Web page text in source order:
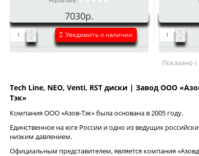
7030р.
Уведомить о наличии
Показано с
Tech Line, NEO, Venti, RST диски | Завод ООО
Тэк»
Компания ООО «Азов-Тэк» была основана в 2005 году.
Единственное на юге России и одно из ведущих
низким давлением.
Официальным представителем, является компания